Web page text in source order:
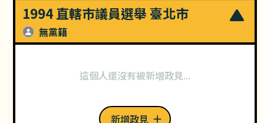
1994 直轄市議員選舉 臺北市
無黨籍
這個人還沒有被新增政見...
新增政見